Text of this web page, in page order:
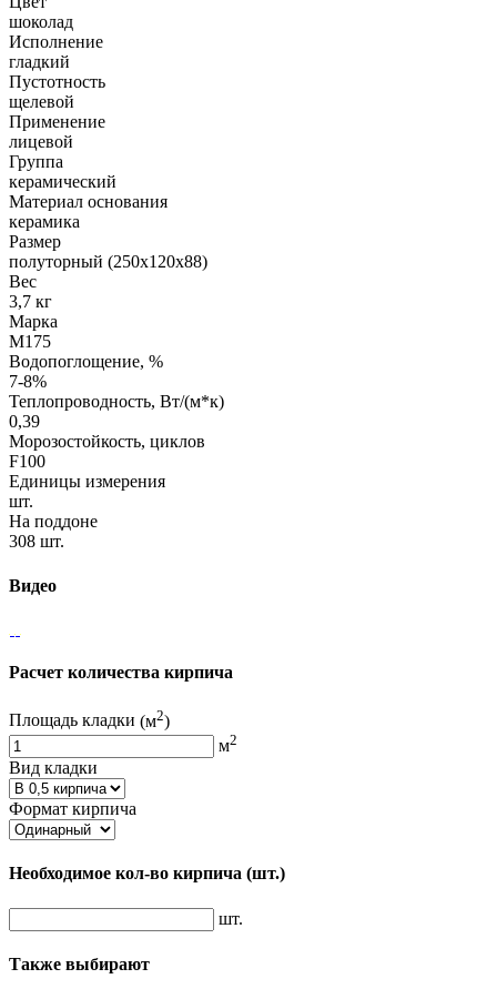
шоколад
Исполнение
гладкий
Пустотность
щелевой
Применение
лицевой
Группа
керамический
Материал основания
керамика
Размер
полуторный (250х120х88)
Вес
3,7 кг
Марка
М175
Водопоглощение, %
7-8%
Теплопроводность, Вт/(м*к)
0,39
Морозостойкость, циклов
F100
Единицы измерения
шт.
На поддоне
308 шт.
Видео
Расчет количества кирпича
Площадь кладки (м2)
м2
Вид кладки
Формат кирпича
Необходимое кол-во кирпича (шт.)
шт.
Также выбирают